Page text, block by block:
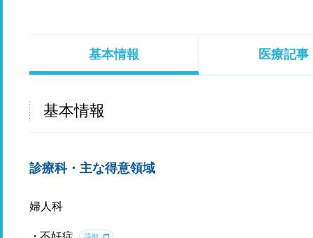
基本情報 医療記事
基本情報
診療科・主な得意領域
婦人科
詳細